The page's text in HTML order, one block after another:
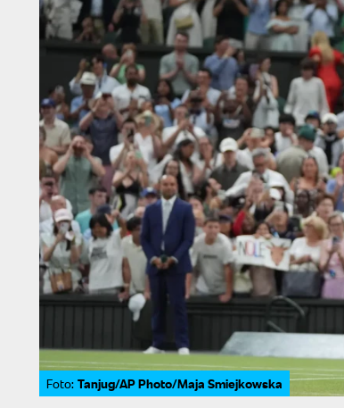
Foto: Tanjug/AP Photo/Maja Smiejkowska